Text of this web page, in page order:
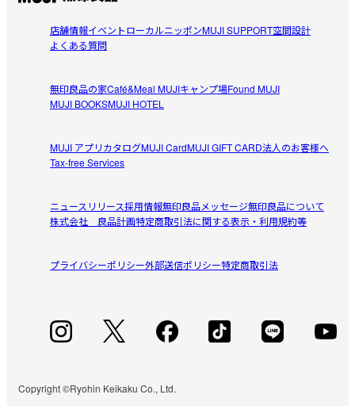
お玉を引っ掛ける部分が洗いにくいのかなと思ってました
が、全然そんな事なく洗いやすかったです。
2026/07/05
百均やスリーコインズなどでずっと探していたお玉置き。
無印で見つけました。
陶器で重みがあるのでひっくり返らないし、安定感があり
ずぅちゃん
2026/05/03
やっぱり良い
すべてのレビューを見る 閉じる
店舗情報イベントローカルニッポンMUJI SUPPORT空間設計
よくある質問
無印良品の家Café&Meal MUJIキャンプ場Found MUJI
MUJI BOOKSMUJI HOTEL
MUJI アプリカタログMUJI CardMUJI GIFT CARD法人のお客様へ
Tax-free Services
ニュースリリース採用情報無印良品メッセージ無印良品について
株式会社 良品計画特定商取引法に関する表示・利用規約等
プライバシーポリシー外部送信ポリシー特定商取引法
Copyright ©Ryohin Keikaku Co., Ltd.